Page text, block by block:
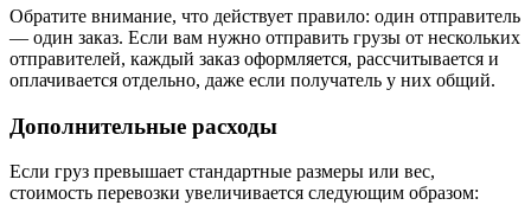
Обратите внимание, что действует правило: один отправитель
— один заказ. Если вам нужно отправить грузы от нескольких
отправителей, каждый заказ оформляется, рассчитывается и
оплачивается отдельно, даже если получатель у них общий.
Дополнительные расходы
Если груз превышает стандартные размеры или вес,
стоимость перевозки увеличивается следующим образом: